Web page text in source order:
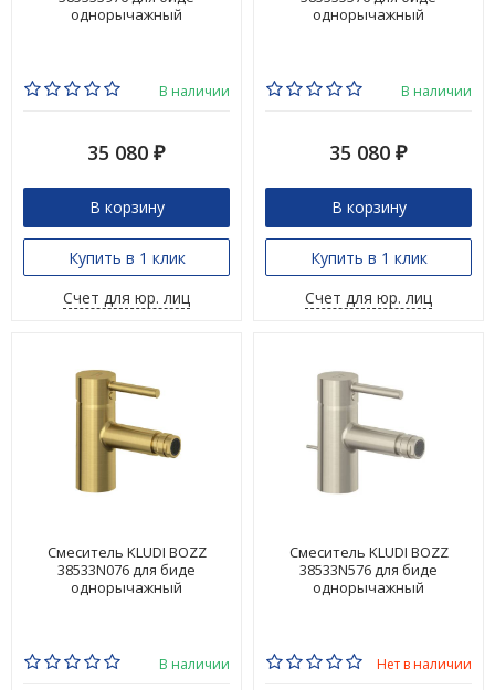
однорычажный
В наличии
35 080 ₽
В корзину
Купить в 1 клик
Счет для юр. лиц
однорычажный
В наличии
35 080 ₽
В корзину
Купить в 1 клик
Счет для юр. лиц
Смеситель KLUDI BOZZ
38533N076 для биде
однорычажный
В наличии
Смеситель KLUDI BOZZ
38533N576 для биде
однорычажный
Нет в наличии